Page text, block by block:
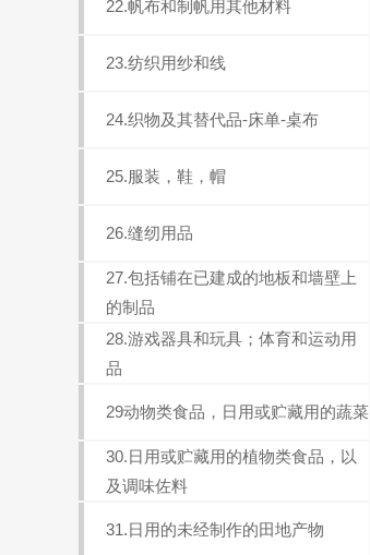
22.帆布和制帆用其他材料
23.纺织用纱和线
24.织物及其替代品-床单-桌布
25.服装，鞋，帽
26.缝纫用品
27.包括铺在已建成的地板和墙壁上
的制品
28.游戏器具和玩具；体育和运动用
品
29动物类食品，日用或贮藏用的蔬菜
30.日用或贮藏用的植物类食品，以
及调味佐料
31.日用的未经制作的田地产物